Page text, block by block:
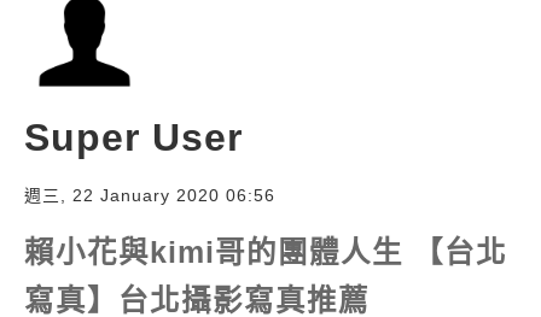
日本語
Super User
週三, 22 January 2020 06:56
賴小花與kimi哥的團體人生 【台北
寫真】台北攝影寫真推薦